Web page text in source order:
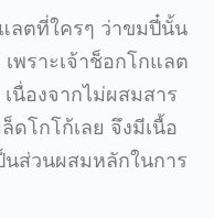
ลตที่ใครๆ ว่าขมปี๋นั้น
เพราะเจ้าช็อกโกแลต
เนื่องจากไม่ผสมสาร
ดโกโก้เลย จึงมีเนื้อ
นส่วนผสมหลักในการ